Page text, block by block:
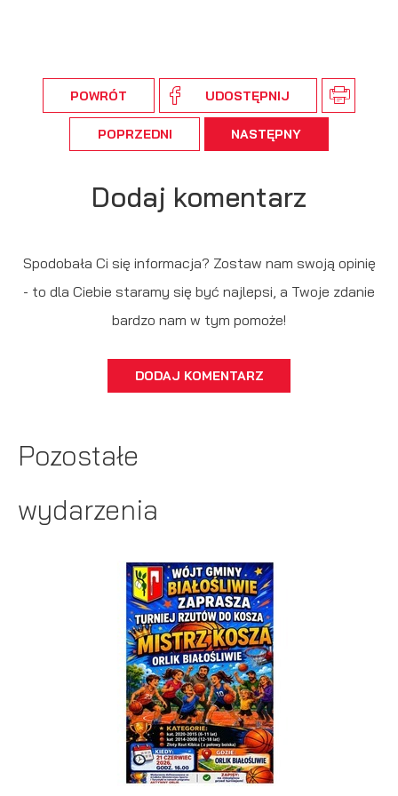
POWRÓT UDOSTĘPNIJ
POPRZEDNI NASTĘPNY
Dodaj komentarz
Spodobała Ci się informacja? Zostaw nam swoją opinię
- to dla Ciebie staramy się być najlepsi, a Twoje zdanie
bardzo nam w tym pomoże!
DODAJ KOMENTARZ
Pozostałe
wydarzenia